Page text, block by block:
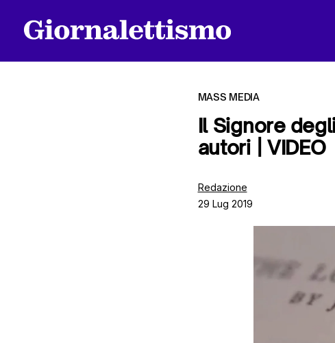
MASS MEDIA
Il Signore
autori | VIDEO
Redazione
29 Lug 2019